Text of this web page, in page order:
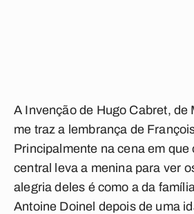
A Invenção de Hugo Cabret, de
me traz a lembrança de
Principalmente na cena em que
central leva a menina para ver
alegria deles é como a da
Antoine Doinel depois de uma